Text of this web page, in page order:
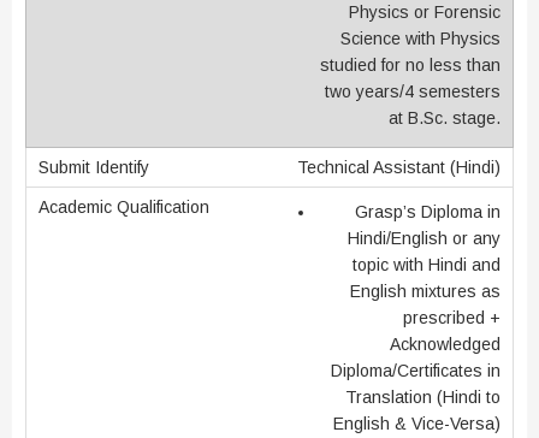
Physics or Forensic
Science with Physics
studied for no less than
two years/4 semesters
at B.Sc. stage.
Technical Assistant (Hindi)
Grasp’s Diploma in
Hindi/English or any
topic with Hindi and
English mixtures as
prescribed +
Acknowledged
Diploma/Certificates in
Translation (Hindi to
English & Vice-Versa)